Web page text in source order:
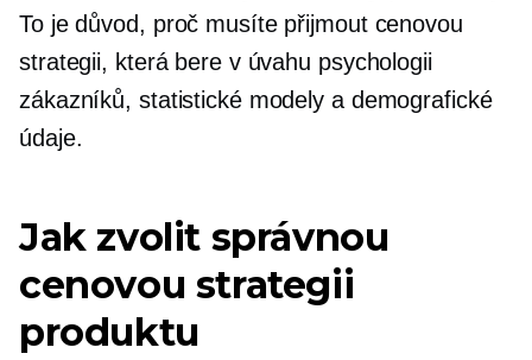
To je důvod, proč musíte přijmout cenovou
strategii, která bere v úvahu psychologii
zákazníků, statistické modely a demografické
údaje.
Jak zvolit správnou
cenovou strategii
produktu